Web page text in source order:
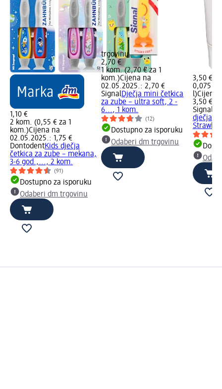
1,10 €
2 kom. (0,55 € za 1
kom.)Cijena na
02.05.2025.: 1,75 €
DontodentKids dječja
četkica za zube – mekana,
3-6 god.,..., 2 kom.
(91)
Dostupno za isporuku
Odaberi dm trgovinu
trgovinu
2,70 €
1 kom. (2,70 € za 1
kom.)Cijena na
02.05.2025.: 2,70 €
SignalDječja mini četkica
za zube – ultra soft, 2 -
6..., 1 kom.
(12)
Dostupno za isporuku
Odaberi dm trgovinu
3,50 €
0,075 l
l)Cijena
3,50 €
Signal
dječja